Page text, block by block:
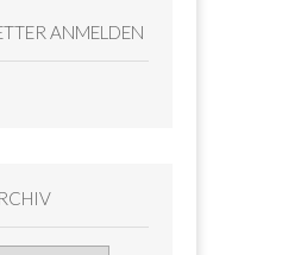
ANMELDEN